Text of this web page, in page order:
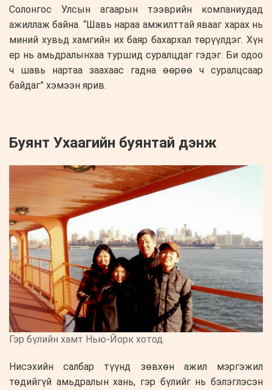
Солонгос Улсын агаарын тээврийн компаниудад
ажиллаж байна. “Шавь нараа амжилттай явааг харах нь
миний хувьд хамгийн их баяр бахархал төрүүлдэг. Хүн
ер нь амьдралынхаа туршид суралцдаг гэдэг. Би одоо
ч шавь нартаа заахаас гадна өөрөө ч суралцсаар
байдаг” хэмээн ярив.
Буянт Ухаагийн буянтай дэнж
Гэр бүлийн хамт Нью-Йорк хотод.
Нисэхийн салбар түүнд зөвхөн ажил мэргэжил
төдийгүй амьдралын хань, гэр бүлийг нь бэлэглэсэн